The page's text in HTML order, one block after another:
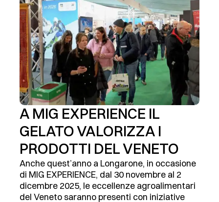
A MIG EXPERIENCE IL
GELATO VALORIZZA I
PRODOTTI DEL VENETO
Anche quest’anno a Longarone, in occasione
di MIG EXPERIENCE, dal 30 novembre al 2
dicembre 2025, le eccellenze agroalimentari
del Veneto saranno presenti con iniziative